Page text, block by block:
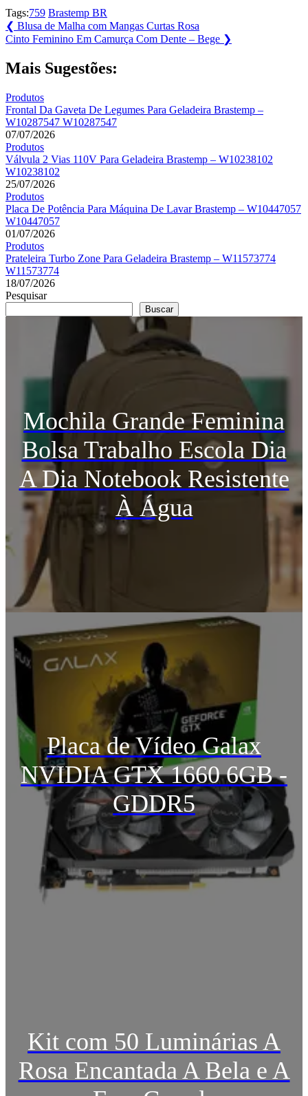
Tags:759 Brastemp BR
Navegação
de
Post
❮ Previous
Post:
Blusa de Malha com Mangas Curtas Rosa
Next
Cinto Feminino Em Camurça Com Dente – Bege ❯
Mais Sugestões:
Produtos
Frontal Da Gaveta De Legumes Para Geladeira Brastemp –
W10287547 W10287547
07/07/2026
Produtos
Válvula 2 Vias 110V Para Geladeira Brastemp – W10238102
W10238102
25/07/2026
Produtos
Placa De Potência Para Máquina De Lavar Brastemp – W10447057
W10447057
01/07/2026
Produtos
Prateleira Turbo Zone Para Geladeira Brastemp – W11573774
W11573774
18/07/2026
Pesquisar
Buscar
Mochila Grande Feminina
Bolsa Trabalho Escola Dia
A Dia Notebook Resistente
À Água
Placa de Vídeo Galax
NVIDIA GTX 1660 6GB -
GDDR5
Kit com 50 Luminárias A
Rosa Encantada A Bela e A